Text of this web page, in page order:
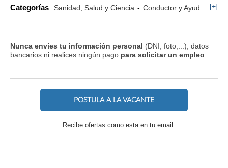
Categorías Sanidad, Salud y Ciencia Conductor y Ayudante Ambulancia [+]
Nunca envíes tu información personal (DNI, foto,...), datos
bancarios ni realices ningún pago para solicitar un empleo
POSTULA A LA VACANTE
Recibe ofertas como esta en tu email